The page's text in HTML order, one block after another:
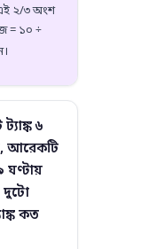
২/৩ অংশ
= ১০ ÷
৬
আরেকটি
ঘণ্টায়
দুটো
কত